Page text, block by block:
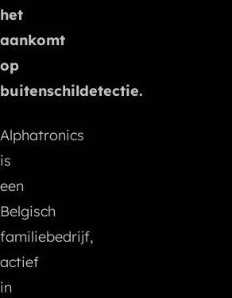
het
aankomt
op
buitenschildetectie.
Alphatronics
is
een
Belgisch
familiebedrijf,
actief
in